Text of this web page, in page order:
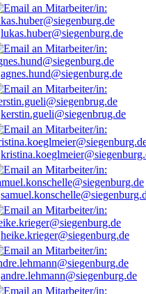
lukas.huber@siegenburg.de
agnes.hund@siegenburg.de
kerstin.gueli@siegenbrug.de
heike.krieger@siegenburg.de
andre.lehmann@siegenburg.de